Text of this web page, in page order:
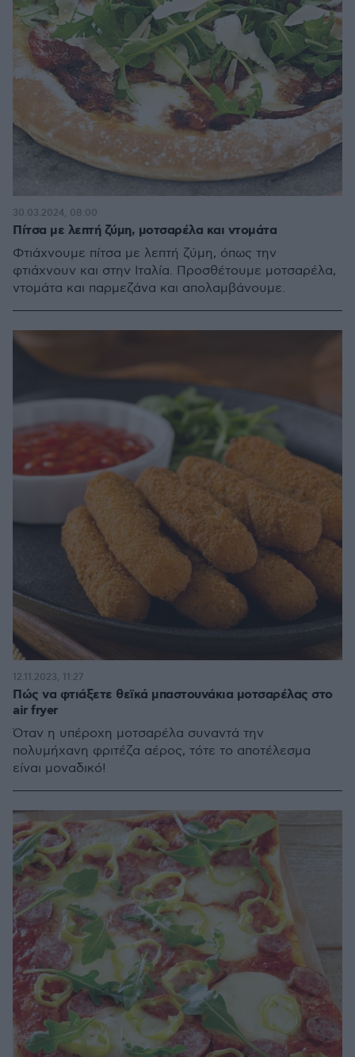
Πίτσα με λεπτή ζύμη, μοτσαρέλα και ντομάτα
Φτιάχνουμε πίτσα με λεπτή ζύμη, όπως την
φτιάχνουν και στην Ιταλία. Προσθέτουμε μοτσαρέλα,
ντομάτα και παρμεζάνα και απολαμβάνουμε.
30.03.2024, 08:00
Πώς να φτιάξετε θεϊκά μπαστουνάκια μοτσαρέλας στο
air fryer
Όταν η υπέροχη μοτσαρέλα συναντά την
πολυμήχανη φριτέζα αέρος, τότε το αποτέλεσμα
είναι μοναδικό!
12.11.2023, 11:27